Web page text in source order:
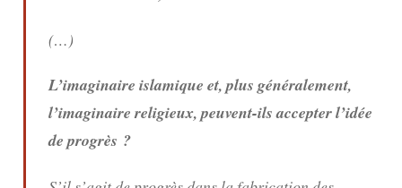
(…)
L’imaginaire islamique et, plus généralement,
l’imaginaire religieux, peuvent-ils accepter l’idée
de progrès ?